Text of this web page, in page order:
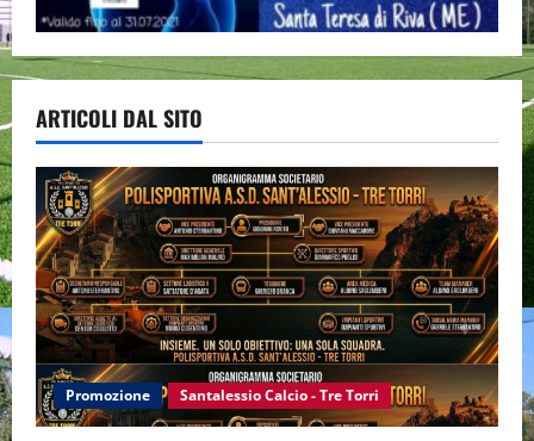
ARTICOLI DAL SITO
Promozione Santalessio Calcio - Tre Torri